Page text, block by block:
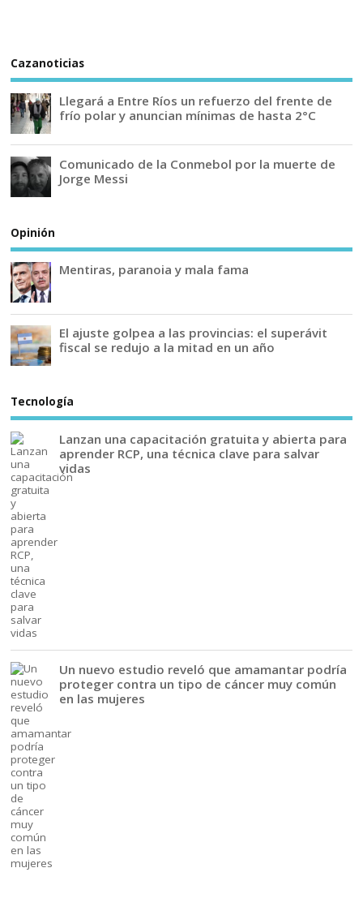
Cazanoticias
Llegará a Entre Ríos un refuerzo del frente de
frío polar y anuncian mínimas de hasta 2°C
Comunicado de la Conmebol por la muerte de
Jorge Messi
Opinión
Mentiras, paranoia y mala fama
El ajuste golpea a las provincias: el superávit
fiscal se redujo a la mitad en un año
Tecnología
Lanzan una capacitación gratuita y abierta para
aprender RCP, una técnica clave para salvar
vidas
Un nuevo estudio reveló que amamantar podría
proteger contra un tipo de cáncer muy común
en las mujeres